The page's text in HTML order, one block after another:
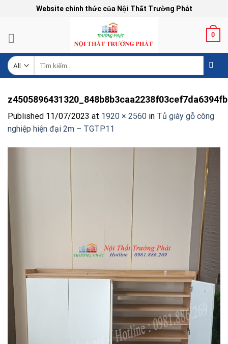
Website chính thức của Nội Thất Trường Phát
0
kiếm:
Published 11/07/2023 at 1920 × 2560 in Tủ giày gỗ công
nghiệp hiện đại 2m – TGTP11